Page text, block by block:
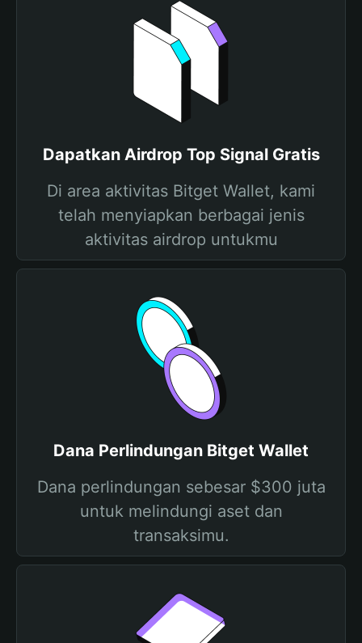
Dapatkan Airdrop Top Signal Gratis
Di area aktivitas Bitget Wallet, kami
telah menyiapkan berbagai jenis
aktivitas airdrop untukmu
Dana Perlindungan Bitget Wallet
Dana perlindungan sebesar $300 juta
untuk melindungi aset dan
transaksimu.